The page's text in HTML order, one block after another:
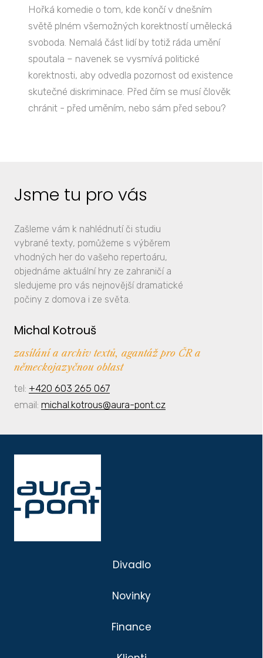
Hořká komedie o tom, kde končí v dnešním
světě plném všemožných korektností umělecká
svoboda. Nemalá část lidí by totiž ráda umění
spoutala – navenek se vysmívá politické
korektnosti, aby odvedla pozornost od existence
skutečné diskriminace. Před čím se musí člověk
chránit - před uměním, nebo sám před sebou?
Jsme tu pro vás
Zašleme vám k nahlédnutí či studiu
vybrané texty, pomůžeme s výběrem
vhodných her do vašeho repertoáru,
objednáme aktuální hry ze zahraničí a
sledujeme pro vás nejnovější dramatické
počiny z domova i ze světa.
Michal Kotrouš
zasílání a archiv textů, agantáž pro ČR a
německojazyčnou oblast
tel: +420 603 265 067
email: michal.kotrous@aura-pont.cz
Divadlo
Novinky
Finance